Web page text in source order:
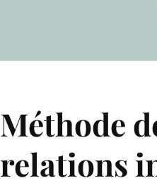
Méthode
relations